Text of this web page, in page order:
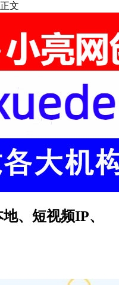
正文
、短视频IP、